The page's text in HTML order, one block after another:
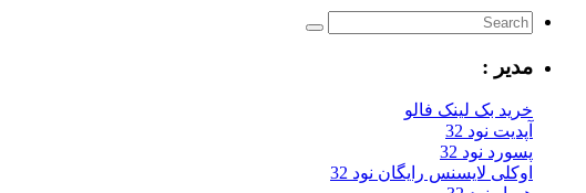
مدیر :
خرید بک لینک فالو
آپدیت نود 32
پسورد نود 32
اوکلی لایسنس رایگان نود 32